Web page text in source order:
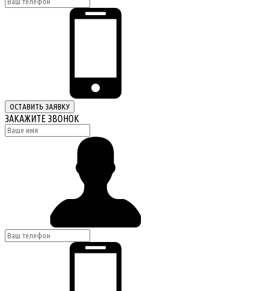
ОСТАВИТЬ ЗАЯВКУ
ЗАКАЖИТЕ ЗВОНОК